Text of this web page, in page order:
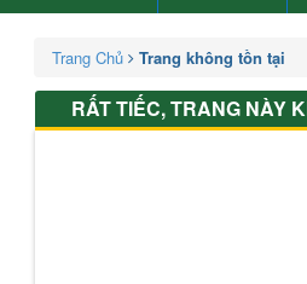
Trang Chủ Trang không tồn tại
RẤT TIẾC, TRANG NÀY